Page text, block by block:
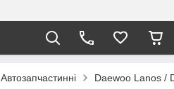
Автозапчастинні Daewoo Lanos /